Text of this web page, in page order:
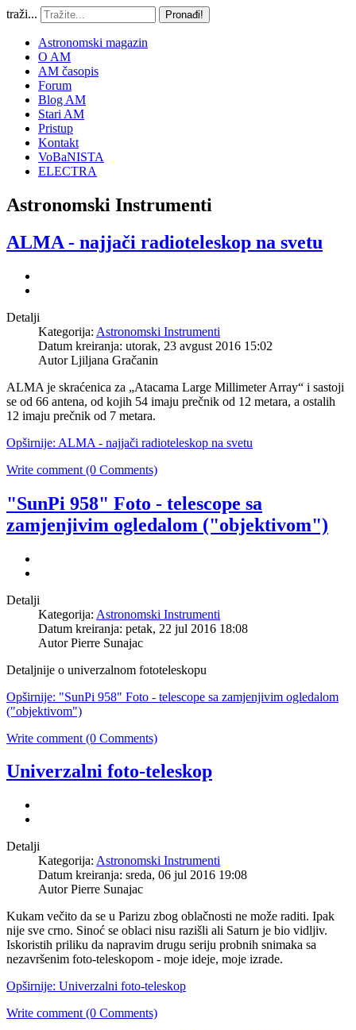
traži... Pronađi!
Astronomski magazin
O AM
AM časopis
Forum
Blog AM
Stari AM
Pristup
Kontakt
VoBaNISTA
ELECTRA
Astronomski Instrumenti
ALMA - najjači radioteleskop na svetu
Detalji
Kategorija: Astronomski Instrumenti
Datum kreiranja: utorak, 23 avgust 2016 15:02
Autor Ljiljana Gračanin
ALMA je skraćenica za „Atacama Large Millimeter Array“ i sastoji
se od 66 antena, od kojih 54 imaju prečnik od 12 metara, a ostalih
12 imaju prečnik od 7 metara.
Opširnije: ALMA - najjači radioteleskop na svetu
Write comment (0 Comments)
"SunPi 958" Foto - telescope sa
zamjenjivim ogledalom ("objektivom")
Detalji
Kategorija: Astronomski Instrumenti
Datum kreiranja: petak, 22 jul 2016 18:08
Autor Pierre Sunajac
Detaljnije o univerzalnom fototeleskopu
Opširnije: "SunPi 958" Foto - telescope sa zamjenjivim ogledalom
("objektivom")
Write comment (0 Comments)
Univerzalni foto-teleskop
Detalji
Kategorija: Astronomski Instrumenti
Datum kreiranja: sreda, 06 jul 2016 19:08
Autor Pierre Sunajac
Kukam večito da se u Parizu zbog oblačnosti ne može raditi. Ipak
nije sve crno. Sinoć se oblaci nisu razišli ali Saturn je bio vidljiv.
Iskoristih priliku da napravim drugu seriju probnih snimaka sa
nezavršenim foto-teleskopom - moje ideje, moje izrade.
Opširnije: Univerzalni foto-teleskop
Write comment (0 Comments)